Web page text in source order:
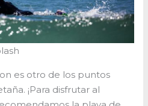
es otro de los puntos
¡Para disfrutar al